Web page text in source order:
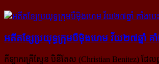
អតីត​ខ្សែ​ប្រយុទ្ធ​ក្រុម​បឺម៉ិងហេម វ័យ​២៧​ឆ្នាំ គាំ
កីឡាករគ្រីស្ទែន បិនីតែស (Christian Benitez) ដែល